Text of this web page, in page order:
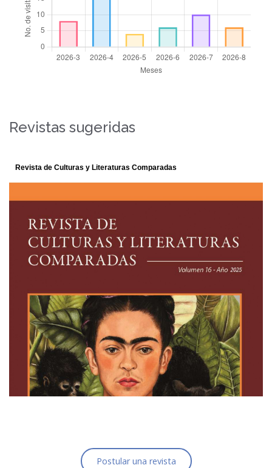
Revistas sugeridas
Revista de Culturas y Literaturas Comparadas
Postular una revista